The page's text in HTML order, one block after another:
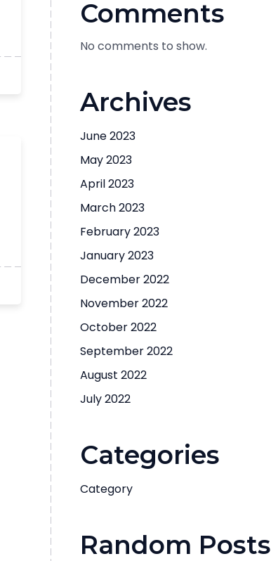
Comments
No comments to show.
Archives
June 2023
May 2023
April 2023
March 2023
February 2023
January 2023
December 2022
November 2022
October 2022
September 2022
August 2022
July 2022
Categories
Category
Random Posts